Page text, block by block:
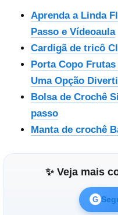
Aprenda a Linda
Passo e Vídeoaula
Cardigã de tricô
Porta Copo
Uma Opção
Bolsa de Crochê
passo
Manta de crochê
✨ Veja mais
G